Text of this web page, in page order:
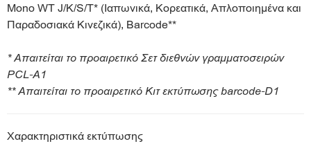
Mono WT J/K/S/T* (Ιαπωνικά, Κορεατικά, Απλοποιημένα και
Παραδοσιακά Κινεζικά), Barcode**
* Απαιτείται το προαιρετικό Σετ διεθνών γραμματοσειρών
PCL-A1
** Απαιτείται το προαιρετικό Κιτ εκτύπωσης barcode-D1
Χαρακτηριστικά εκτύπωσης